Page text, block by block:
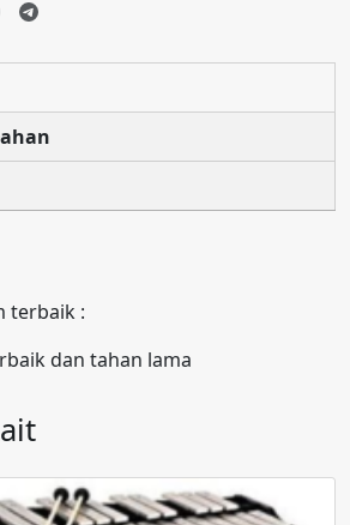
terbaik :
dan tahan lama